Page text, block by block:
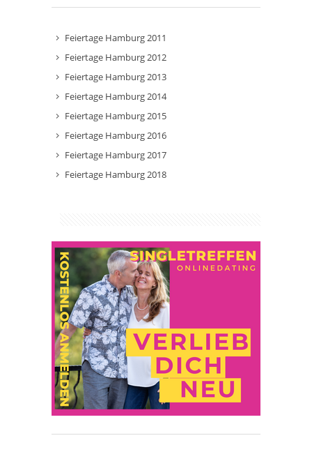
Feiertage Hamburg 2011
Feiertage Hamburg 2012
Feiertage Hamburg 2013
Feiertage Hamburg 2014
Feiertage Hamburg 2015
Feiertage Hamburg 2016
Feiertage Hamburg 2017
Feiertage Hamburg 2018